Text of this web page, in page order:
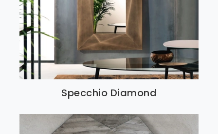
Specchio Diamond